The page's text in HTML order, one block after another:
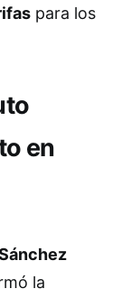
para los
en
la